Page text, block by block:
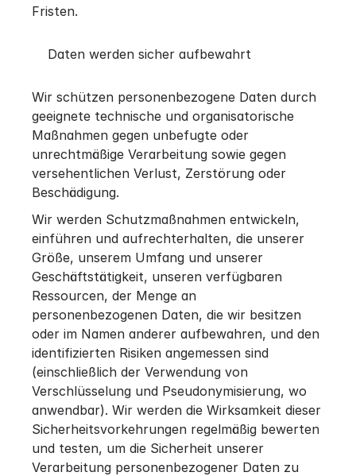
Fristen.
Daten werden sicher aufbewahrt
Wir schützen personenbezogene Daten durch
geeignete technische und organisatorische
Maßnahmen gegen unbefugte oder
unrechtmäßige Verarbeitung sowie gegen
versehentlichen Verlust, Zerstörung oder
Beschädigung.
Wir werden Schutzmaßnahmen entwickeln,
einführen und aufrechterhalten, die unserer
Größe, unserem Umfang und unserer
Geschäftstätigkeit, unseren verfügbaren
Ressourcen, der Menge an
personenbezogenen Daten, die wir besitzen
oder im Namen anderer aufbewahren, und den
identifizierten Risiken angemessen sind
(einschließlich der Verwendung von
Verschlüsselung und Pseudonymisierung, wo
anwendbar). Wir werden die Wirksamkeit dieser
Sicherheitsvorkehrungen regelmäßig bewerten
und testen, um die Sicherheit unserer
Verarbeitung personenbezogener Daten zu